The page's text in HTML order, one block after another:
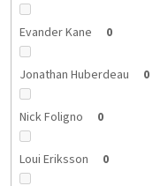
Evander Kane 0
Jonathan Huberdeau 0
Nick Foligno 0
Loui Eriksson 0